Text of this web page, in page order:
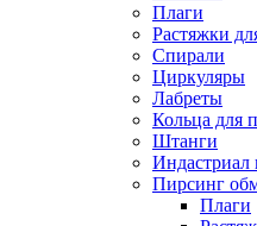
Плаги
Растяжки
Спирали
Циркуляры
Лабреты
Кольца для
Штанги
Индастриал
Пирсинг
Плаги